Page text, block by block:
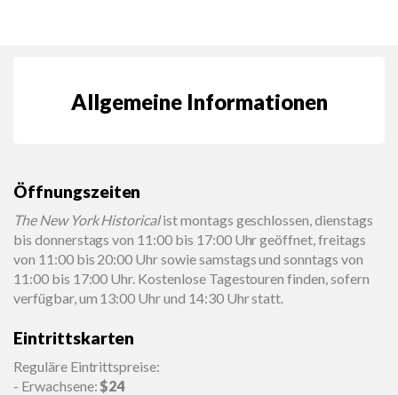
Allgemeine Informationen
Öffnungszeiten
The New York Historicalist montags geschlossen, dienstags
bis donnerstags von 11:00 bis 17:00 Uhr geöffnet, freitags
von 11:00 bis 20:00 Uhr sowie samstags und sonntags von
11:00 bis 17:00 Uhr. Kostenlose Tagestouren finden, sofern
verfügbar, um 13:00 Uhr und 14:30 Uhr statt.
Eintrittskarten
Reguläre Eintrittspreise:
- Erwachsene: $24